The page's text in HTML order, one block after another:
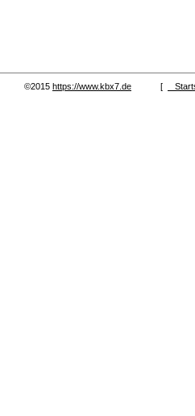
©2015 https://www.kbx7.de [